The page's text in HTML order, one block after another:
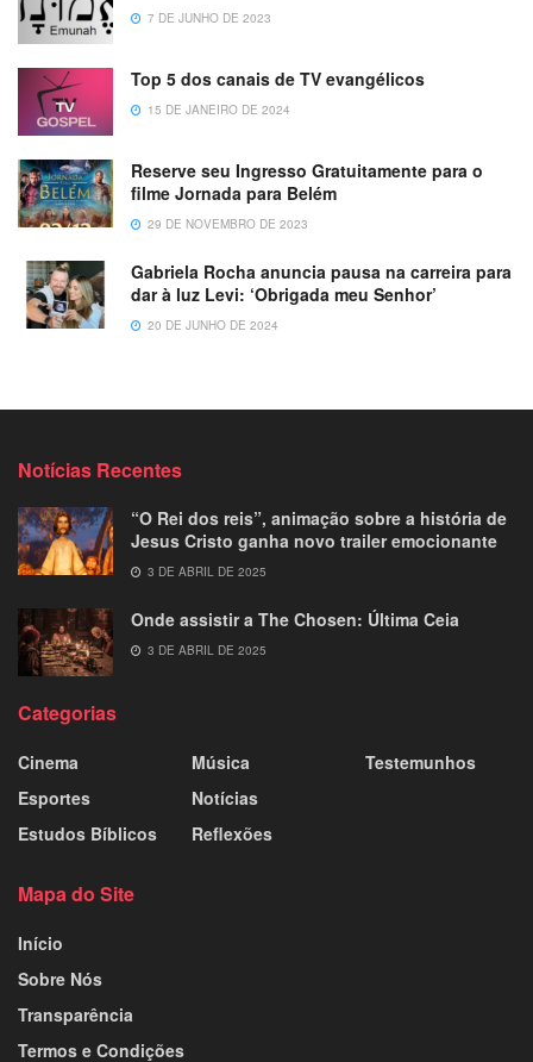
7 DE JUNHO DE 2023
Top 5 dos canais de TV evangélicos
15 DE JANEIRO DE 2024
Reserve seu Ingresso Gratuitamente para o
filme Jornada para Belém
29 DE NOVEMBRO DE 2023
Gabriela Rocha anuncia pausa na carreira para
dar à luz Levi: ‘Obrigada meu Senhor’
20 DE JUNHO DE 2024
Notícias Recentes
“O Rei dos reis”, animação sobre a história de
Jesus Cristo ganha novo trailer emocionante
3 DE ABRIL DE 2025
Onde assistir a The Chosen: Última Ceia
3 DE ABRIL DE 2025
Categorias
Cinema
Esportes
Estudos Bíblicos
Música
Notícias
Reflexões
Testemunhos
Mapa do Site
Início
Sobre Nós
Transparência
Termos e Condições